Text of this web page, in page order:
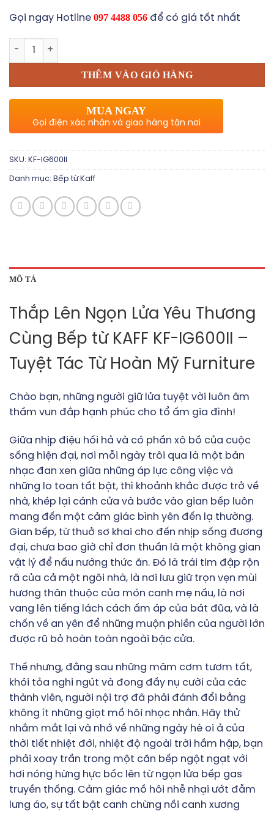
Gọi ngay Hotline 097 4488 056 để có giá tốt nhất
Bếp từ KAFF KF-IG600II số lượng
THÊM VÀO GIỎ HÀNG
MUA NGAY
Gọi điện xác nhận và giao hàng tận nơi
SKU: KF-IG600II
Danh mục: Bếp từ Kaff
MÔ TẢ
Thắp Lên Ngọn Lửa Yêu Thương
Cùng Bếp từ KAFF KF-IG600II –
Tuyệt Tác Từ Hoàn Mỹ Furniture
Chào bạn, những người giữ lửa tuyệt vời luôn âm
thầm vun đắp hạnh phúc cho tổ ấm gia đình!
Giữa nhịp điệu hối hả và có phần xô bồ của cuộc
sống hiện đại, nơi mỗi ngày trôi qua là một bản
nhạc đan xen giữa những áp lực công việc và
những lo toan tất bật, thì khoảnh khắc được trở về
nhà, khép lại cánh cửa và bước vào gian bếp luôn
mang đến một cảm giác bình yên đến lạ thường.
Gian bếp, từ thuở sơ khai cho đến nhịp sống đương
đại, chưa bao giờ chỉ đơn thuần là một không gian
vật lý để nấu nướng thức ăn. Đó là trái tim đập rộn
rã của cả một ngôi nhà, là nơi lưu giữ trọn vẹn mùi
hương thân thuộc của món canh mẹ nấu, là nơi
vang lên tiếng lách cách ấm áp của bát đũa, và là
chốn về an yên để những muộn phiền của người lớn
được rũ bỏ hoàn toàn ngoài bậc cửa.
Thế nhưng, đằng sau những mâm cơm tươm tất,
khói tỏa nghi ngút và đong đầy nụ cười của các
thành viên, người nội trợ đã phải đánh đổi bằng
không ít những giọt mồ hôi nhọc nhằn. Hãy thử
nhắm mắt lại và nhớ về những ngày hè oi ả của
thời tiết nhiệt đới, nhiệt độ ngoài trời hầm hập, bạn
phải xoay trần trong một căn bếp ngột ngạt với
hơi nóng hừng hực bốc lên từ ngọn lửa bếp gas
truyền thống. Cảm giác mồ hôi nhễ nhại ướt đẫm
lưng áo, sự tất bật canh chừng nồi canh xương